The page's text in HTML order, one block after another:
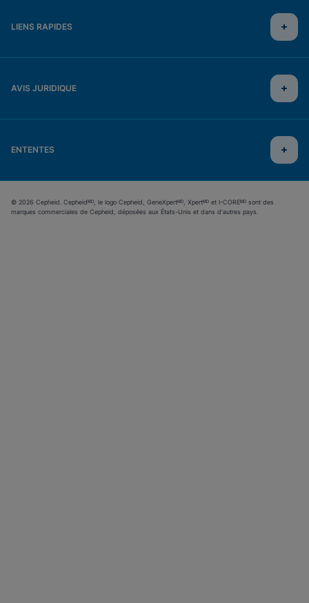
LIENS RAPIDES
AVIS JURIDIQUE
ENTENTES
© 2026 Cepheid. Cepheidᴹᴰ, le logo Cepheid, GeneXpertᴹᴰ, Xpertᴹᴰ et I-COREᴹᴰ sont des
marques commerciales de Cepheid, déposées aux États-Unis et dans d'autres pays.